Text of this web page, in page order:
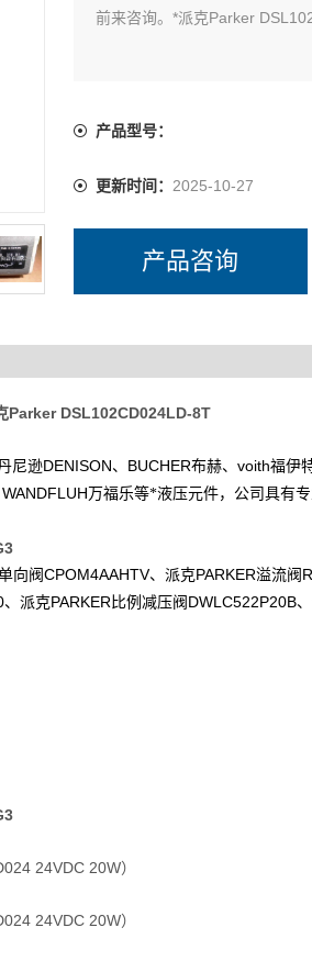
前来咨询。*派克Parker
产品型号：
更新时间： 2025-10-27
产品咨询
Parker DSL102CD024LD-8T
尼逊DENISON、 BUCHER布赫、 voith福伊
WANDFLUH 万福乐等*液压元件，公司具有
向阀 CPOM4AAHTV、派克PARKER溢流阀
、派克PARKER比例减压阀 DWLC522P20B
24VDC 20W）
24VDC 20W）